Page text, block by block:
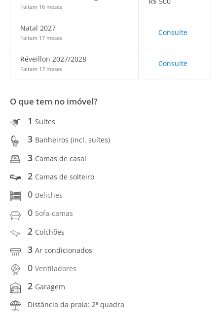
Faltam 16 meses
Natal 2027
Faltam 17 meses
Consulte
Réveillon 2027/2028
Faltam 17 meses
Consulte
O que tem no imóvel?
1 Suítes
3 Banheiros (incl. suítes)
3 Camas de casal
2 Camas de solteiro
0 Beliches
0 Sofa-camas
2 Colchões
3 Ar condicionados
0 Ventiladores
2 Garagem
Distância da praia: 2ª quadra